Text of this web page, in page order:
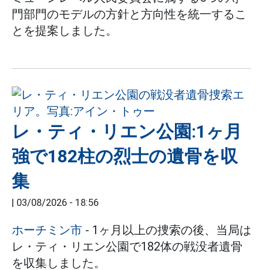
門部門のモデルの方針と方向性を統一するこ
とを提案しました。
レ・ティ・リエン公園:1ヶ月
強で182柱の烈士の遺骨を収
集
| 03/08/2026 - 18:56
ホーチミン市 - 1ヶ月以上の捜索の後、当局は
レ・ティ・リエン公園で182体の戦没者遺骨
を収集しました。